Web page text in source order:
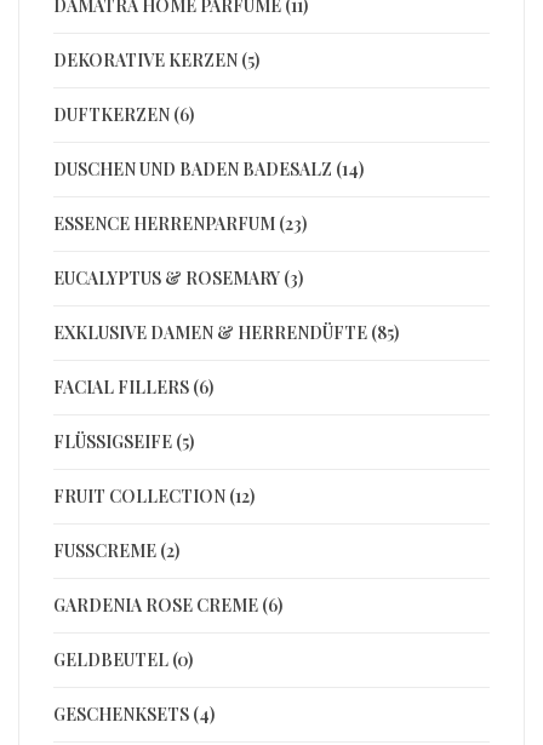
DAMATRÀ HOME PARFÜME (11)
DEKORATIVE KERZEN (5)
DUFTKERZEN (6)
DUSCHEN UND BADEN BADESALZ (14)
ESSENCE HERRENPARFUM (23)
EUCALYPTUS & ROSEMARY (3)
EXKLUSIVE DAMEN & HERRENDÜFTE (85)
FACIAL FILLERS (6)
FLÜSSIGSEIFE (5)
FRUIT COLLECTION (12)
FUSSCREME (2)
GARDENIA ROSE CREME (6)
GELDBEUTEL (0)
GESCHENKSETS (4)